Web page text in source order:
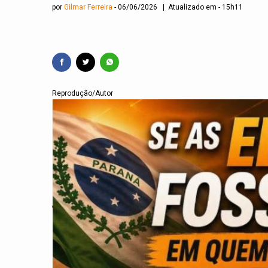
por Gilmar Ferreira 06/06/2026 | Atualizado em - 15h11
Reprodução/Autor